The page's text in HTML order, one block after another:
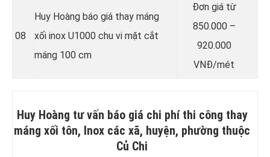
08
Huy Hoàng báo giá thay máng
xối inox U1000 chu vi mặt cắt
máng 100 cm
Đơn giá từ
850.000 –
920.000
VNĐ/mét
Huy Hoàng tư vấn báo giá chi phí thi công thay
máng xối tôn, Inox các xã, huyện, phường thuộc
Củ Chi